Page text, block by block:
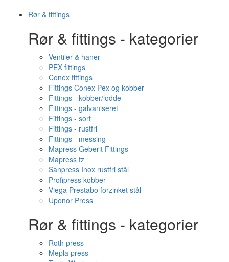
Rør & fittings
Rør & fittings - kategorier
Ventiler & haner
PEX fittings
Conex fittings
Fittings Conex Pex og kobber
Fittings - kobber/lodde
Fittings - galvaniseret
Fittings - sort
Fittings - rustfri
Fittings - messing
Mapress Geberit Fittings
Mapress fz
Sanpress Inox rustfri stål
Profipress kobber
Viega Prestabo forzinket stål
Uponor Press
Rør & fittings - kategorier
Roth press
Mepla press